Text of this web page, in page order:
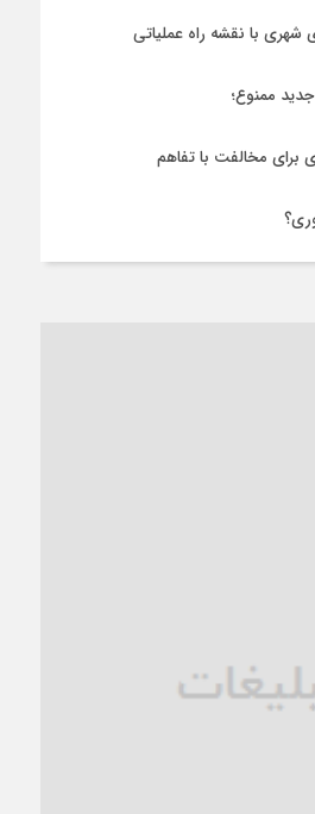
شهری با نقشه راه عملیاتی
ممنوع؛
برای مخالفت با تفاهم
دیدگاه‌های آخرالزمانی